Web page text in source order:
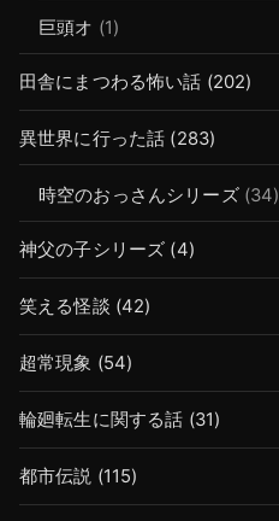
巨頭オ (1)
田舎にまつわる怖い話 (202)
異世界に行った話 (283)
時空のおっさんシリーズ(34)
神父の子シリーズ (4)
笑える怪談 (42)
超常現象 (54)
輪廻転生に関する話 (31)
都市伝説 (115)